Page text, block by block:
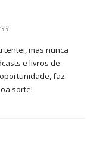
tentei, mas nunca
e livros de
faz
sorte!